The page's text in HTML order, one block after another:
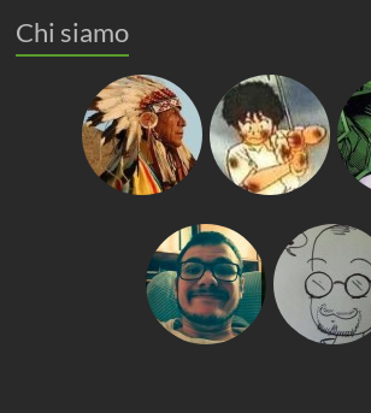
Chi siamo